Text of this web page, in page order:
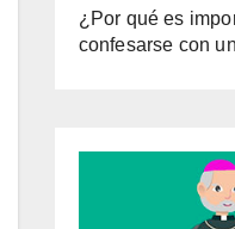
¿Por qué es
confesarse con